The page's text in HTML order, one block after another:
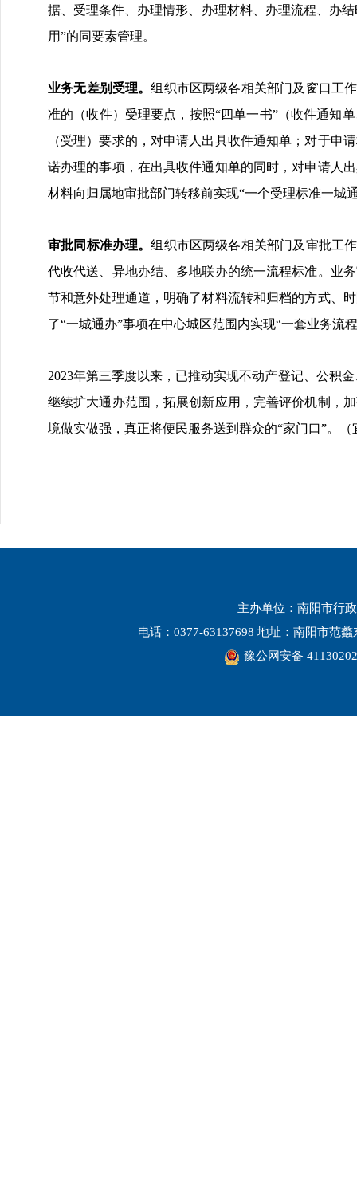
据、受理条件、办理情形、办理材料、办理流程、办
用”的同要素管理。
业务无差别受理。组织市区两级各相关部门及窗口工
准的（收件）受理要点，按照“四单一书”（收件通知
（受理）要求的，对申请人出具收件通知单；对于申
诺办理的事项，在出具收件通知单的同时，对申请人
材料向归属地审批部门转移前实现“一个受理标准一城
审批同标准办理。组织市区两级各相关部门及审批工
代收代送、异地办结、多地联办的统一流程标准。业
节和意外处理通道，明确了材料流转和归档的方式、
了“一城通办”事项在中心城区范围内实现“一套业务流
2023年第三季度以来，已推动实现不动产登记、公积
继续扩大通办范围，拓展创新应用，完善评价机制，
境做实做强，真正将便民服务送到群众的“家门口”。（
主办单位：南阳市行
电话：0377-63137698 地址：南阳市范
豫公网安备